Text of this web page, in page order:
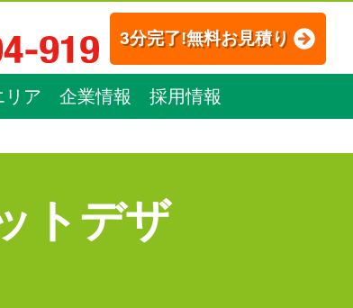
3分完了!無料お見積り
リア 企業情報 採用情報
トデザ